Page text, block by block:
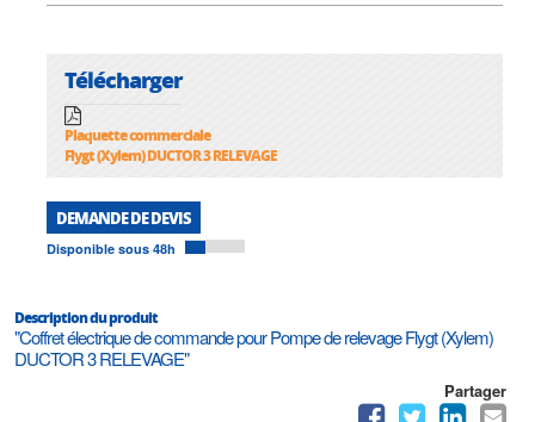
Télécharger
Plaquette commerciale
Flygt (Xylem) DUCTOR 3 RELEVAGE
DEMANDE DE DEVIS
Disponible sous 48h
Description du produit
"Coffret électrique de commande pour Pompe de relevage Flygt (Xylem)
DUCTOR 3 RELEVAGE"
Partager